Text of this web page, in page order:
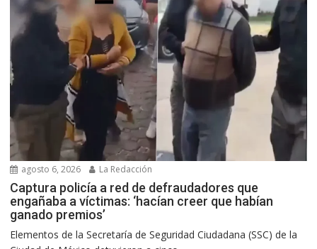
agosto 6, 2026 La Redacción
Captura policía a red de defraudadores que
engañaba a víctimas: ‘hacían creer que habían
ganado premios’
Elementos de la Secretaría de Seguridad Ciudadana (SSC) de la